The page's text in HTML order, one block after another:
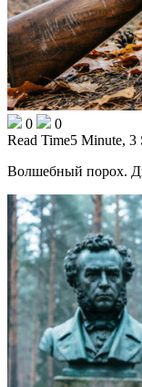
0
0
Read Time5 Minute, 3
Волшебный порох.